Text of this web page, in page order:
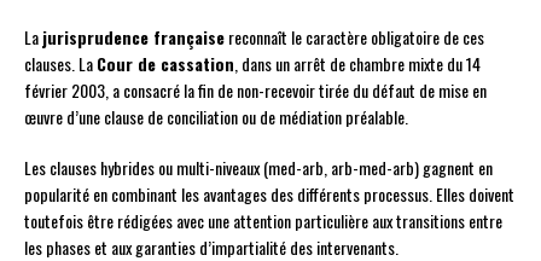
Lajurisprudence françaisereconnaît le caractère obligatoire de ces
clauses. LaCour de cassation , dans un arrêt de chambre mixte du 14
février 2003, a consacré la fin de non-recevoir tirée du défaut de mise en
œuvre d’une clause de conciliation ou de médiation préalable.
Les clauses hybrides ou multi-niveaux (med-arb, arb-med-arb) gagnent en
popularité en combinant les avantages des différents processus. Elles doivent
toutefois être rédigées avec une attention particulière aux transitions entre
les phases et aux garanties d’impartialité des intervenants.